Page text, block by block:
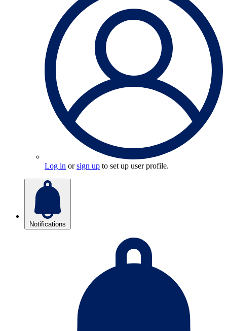
Log in orsign up to set up user profile.
Notifications